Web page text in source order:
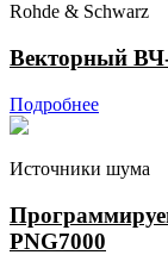
Rohde & Schwarz
Векторный
Подробнее
Источники шума
PNG7000